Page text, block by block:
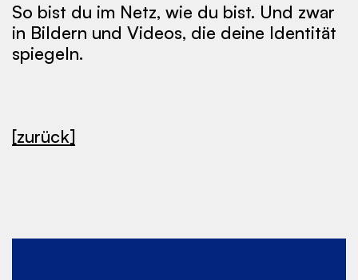
So bist du im Netz, wie du bist. Und zwar
in Bil­dern und Vi­deos, die dei­ne Iden­tität
spie­geln.
[zurück]